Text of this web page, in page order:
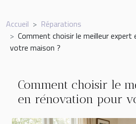
Accueil
Réparations
Comment choisir le meilleur
votre maison ?
Comment choisir le
en rénovation pour